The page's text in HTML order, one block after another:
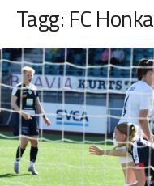
Tagg: FC Honka